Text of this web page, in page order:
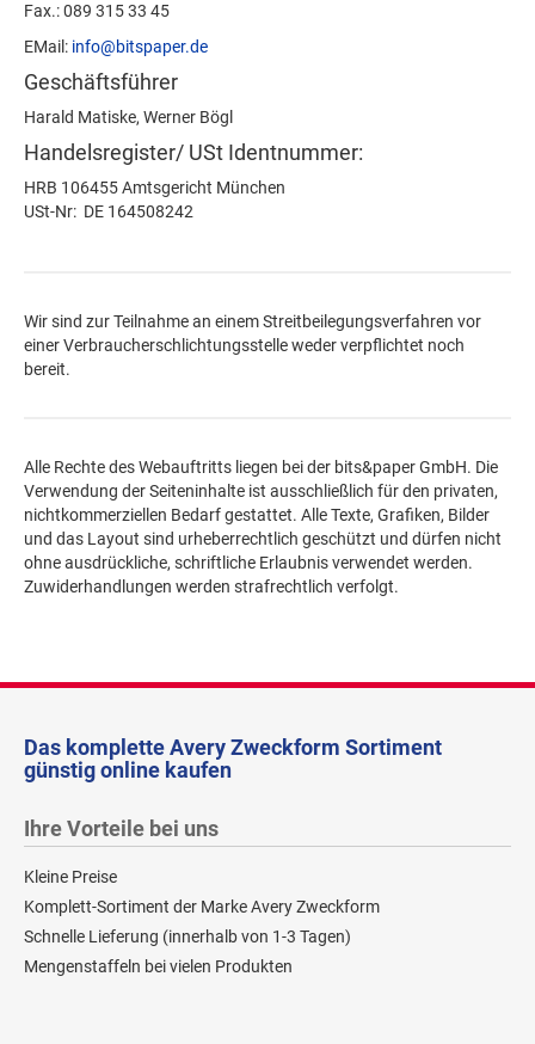
Fax.: 089 315 33 45
EMail: info@bitspaper.de
Geschäftsführer
Harald Matiske, Werner Bögl
Handelsregister/ USt Identnummer:
HRB 106455 Amtsgericht München
USt-Nr: DE 164508242
Wir sind zur Teilnahme an einem Streitbeilegungsverfahren vor
einer Verbraucherschlichtungsstelle weder verpflichtet noch
bereit.
Alle Rechte des Webauftritts liegen bei der bits&paper GmbH. Die
Verwendung der Seiteninhalte ist ausschließlich für den privaten,
nichtkommerziellen Bedarf gestattet. Alle Texte, Grafiken, Bilder
und das Layout sind urheberrechtlich geschützt und dürfen nicht
ohne ausdrückliche, schriftliche Erlaubnis verwendet werden.
Zuwiderhandlungen werden strafrechtlich verfolgt.
Das komplette Avery Zweckform Sortiment
günstig online kaufen
Ihre Vorteile bei uns
Kleine Preise
Komplett-Sortiment der Marke Avery Zweckform
Schnelle Lieferung (innerhalb von 1-3 Tagen)
Mengenstaffeln bei vielen Produkten